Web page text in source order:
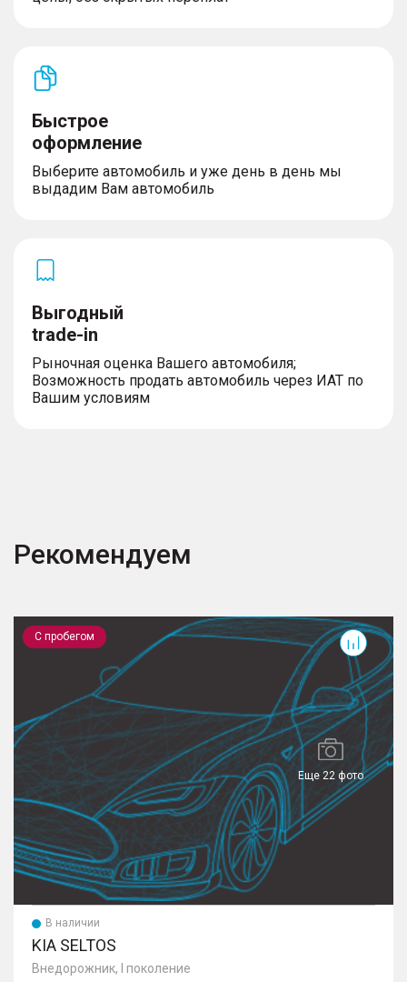
Быстрое
оформление
Выберите автомобиль и уже день в день мы
выдадим Вам автомобиль
Выгодный
trade-in
Рыночная оценка Вашего автомобиля;
Возможность продать автомобиль через ИАТ по
Вашим условиям
Рекомендуем
С пробегом
Еще 22 фото
Seltos
В наличии
KIA SELTOS
Внедорожник, I поколение